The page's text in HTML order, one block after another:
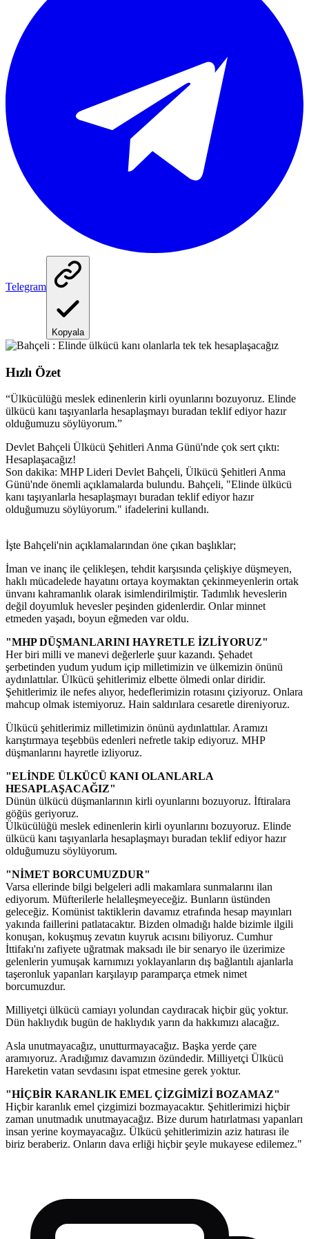
Telegram
Kopyala
Hızlı Özet
“Ülkücülüğü meslek edinenlerin kirli oyunlarını bozuyoruz. Elinde
ülkücü kanı taşıyanlarla hesaplaşmayı buradan teklif ediyor hazır
olduğumuzu söylüyorum.”
Devlet Bahçeli Ülkücü Şehitleri Anma Günü'nde çok sert çıktı:
Hesaplaşacağız!
Son dakika: MHP Lideri Devlet Bahçeli, Ülkücü Şehitleri Anma
Günü'nde önemli açıklamalarda bulundu. Bahçeli, "Elinde ülkücü
kanı taşıyanlarla hesaplaşmayı buradan teklif ediyor hazır
olduğumuzu söylüyorum." ifadelerini kullandı.
İşte Bahçeli'nin açıklamalarından öne çıkan başlıklar;
İman ve inanç ile çelikleşen, tehdit karşısında çelişkiye düşmeyen,
haklı mücadelede hayatını ortaya koymaktan çekinmeyenlerin ortak
ünvanı kahramanlık olarak isimlendirilmiştir. Tadımlık heveslerin
değil doyumluk hevesler peşinden gidenlerdir. Onlar minnet
etmeden yaşadı, boyun eğmeden var oldu.
"MHP DÜŞMANLARINI HAYRETLE İZLİYORUZ"
Her biri milli ve manevi değerlerle şuur kazandı. Şehadet
şerbetinden yudum yudum içip milletimizin ve ülkemizin önünü
aydınlattılar. Ülkücü şehitlerimiz elbette ölmedi onlar diridir.
Şehitlerimiz ile nefes alıyor, hedeflerimizin rotasını çiziyoruz. Onlara
mahcup olmak istemiyoruz. Hain saldırılara cesaretle direniyoruz.
Ülkücü şehitlerimiz milletimizin önünü aydınlattılar. Aramızı
karıştırmaya teşebbüs edenleri nefretle takip ediyoruz. MHP
düşmanlarını hayretle izliyoruz.
"ELİNDE ÜLKÜCÜ KANI OLANLARLA
HESAPLAŞACAĞIZ"
Dünün ülkücü düşmanlarının kirli oyunlarını bozuyoruz. İftiralara
göğüs geriyoruz.
Ülkücülüğü meslek edinenlerin kirli oyunlarını bozuyoruz. Elinde
ülkücü kanı taşıyanlarla hesaplaşmayı buradan teklif ediyor hazır
olduğumuzu söylüyorum.
"NİMET BORCUMUZDUR"
Varsa ellerinde bilgi belgeleri adli makamlara sunmalarını ilan
ediyorum. Müfterilerle helalleşmeyeceğiz. Bunların üstünden
geleceğiz. Komünist taktiklerin davamız etrafında hesap mayınları
yakında faillerini patlatacaktır. Bizden olmadığı halde bizimle ilgili
konuşan, kokuşmuş zevatın kuyruk acısını biliyoruz. Cumhur
İttifakı'nı zafiyete uğratmak maksadı ile bir senaryo ile üzerimize
gelenlerin yumuşak karnımızı yoklayanların dış bağlantılı ajanlarla
taşeronluk yapanları karşılayıp paramparça etmek nimet
borcumuzdur.
Milliyetçi ülkücü camiayı yolundan caydıracak hiçbir güç yoktur.
Dün haklıydık bugün de haklıydık yarın da hakkımızı alacağız.
Asla unutmayacağız, unutturmayacağız. Başka yerde çare
aramıyoruz. Aradığımız davamızın özündedir. Milliyetçi Ülkücü
Hareketin vatan sevdasını ispat etmesine gerek yoktur.
"HİÇBİR KARANLIK EMEL ÇİZGİMİZİ BOZAMAZ"
Hiçbir karanlık emel çizgimizi bozmayacaktır. Şehitlerimizi hiçbir
zaman unutmadık unutmayacağız. Bize durum hatırlatması yapanları
insan yerine koymayacağız. Ülkücü şehitlerimizin aziz hatırası ile
biriz beraberiz. Onların dava erliği hiçbir şeyle mukayese edilemez."